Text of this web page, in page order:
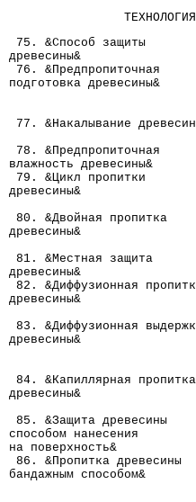
75. &Способ защиты
древесины&
76. &Предпропиточная
подготовка древесины&
77. &Накалывание
78.
влажность древесины&
79. &Цикл пропитки
древесины&
80. &Двойная пропитка
древесины&
81. &Местная защита
древесины&
82. &Диффузионная
древесины&
83. &Диффузионная
древесины&
84. &Капиллярная
древесины&
85. &Защита древесины
способом нанесения
на поверхность&
86. &Пропитка древесины
бандажным способом&